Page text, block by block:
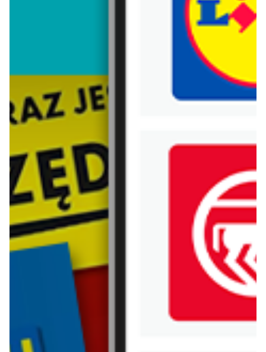
Trafiłeś na nieaktualną gazetkę
Zobacz aktualne gazetki Blix!
CCC
od dziś
Deichmann
Klapki męskie
WIĘCEJ GAZETEK CCC